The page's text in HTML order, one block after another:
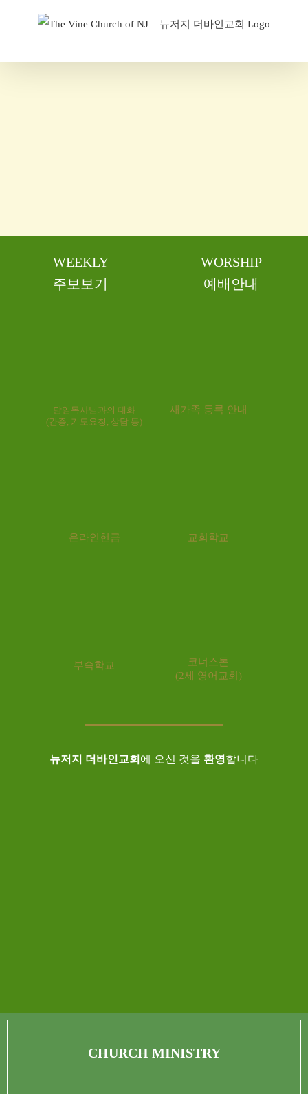
WEEKLY
주보보기
WORSHIP
예배안내
담임목사님과의 대화
(간증, 기도요청, 상담 등)
새가족 등록 안내
온라인헌금 교회학교
부속학교
코너스톤
(2세 영어교회)
뉴저지 더바인교회 에 오신 것을 환영합니다
CHURCH MINISTRY